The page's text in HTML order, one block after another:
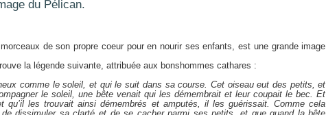
du Pélican.
de son propre coeur pour en nourir ses enfants, est une grande image
la légende suivante, attribuée aux bonshommes cathares :
comme le soleil, et qui le suit dans sa course. Cet oiseau eut des petits, et
le soleil, une bête venait qui les démembrait et leur coupait le bec. Et
les trouvait ainsi démembrés et amputés, il les guérissait. Comme cela